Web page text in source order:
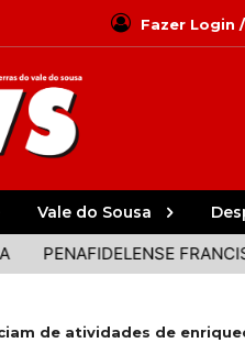
Fazer Login
Vale do Sousa
FRANCISCO
de atividades de